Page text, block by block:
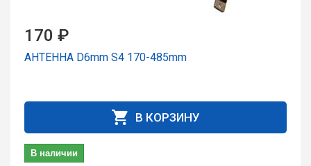
170 ₽
АНТЕННА D6mm S4 170-485mm
В КОРЗИНУ
В наличии